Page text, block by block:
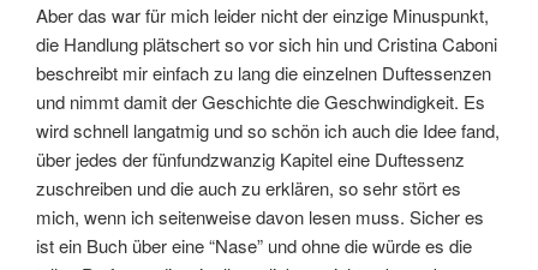
Aber das war für mich leider nicht der einzige Minuspunkt,
die Handlung plätschert so vor sich hin und Cristina Caboni
beschreibt mir einfach zu lang die einzelnen Duftessenzen
und nimmt damit der Geschichte die Geschwindigkeit. Es
wird schnell langatmig und so schön ich auch die Idee fand,
über jedes der fünfundzwanzig Kapitel eine Duftessenz
zuschreiben und die auch zu erklären, so sehr stört es
mich, wenn ich seitenweise davon lesen muss. Sicher es
ist ein Buch über eine “Nase” und ohne die würde es die